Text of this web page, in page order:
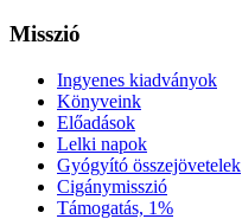
Misszió
Ingyenes kiadványok
Könyveink
Előadások
Lelki napok
Gyógyító összejövetelek
Cigánymisszió
Támogatás, 1%